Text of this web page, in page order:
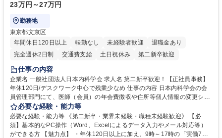
23万円～27万円
勤務地
東京都文京区
年間休日120日以上
転勤なし 未経験者歓迎
退職金あり
完全週休2日制
交通費支給 土日祝休み 第二新卒歓迎
仕事の内容
企業名 一般社団法人日本内科学会 求人名 第二新卒歓迎！【正社員事務】
年休120日/デスクワーク中心で残業少なめ 仕事の内容 日本内科学会の会
員管理部門にて、医師（会員）の年会費徴収や住所等個人情報の変更シス
テム入力、電話・FAX対応をお任せします。将来的には、各種委員会の運
営事務局業務などにも幅広く携わっていただきます。 【会員管理・データ
入力業務】 ・医師（会員）の住所変更、個人情報のシステム登録・更新
・年会費の徴収管理や入金データの照合確認 【問い合わせ対応】 ・会員
必要な経験・能力等
必要な経験・能力等 《第二新卒・業界未経験・職種未経験歓迎》 【必
須】基本的なPC操作（Word、Excelによるデータ入力やメール対応等）
ができる方 【魅力点】 ・年休120日以上に加え、9時～17時の「実働7時